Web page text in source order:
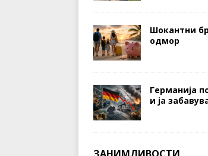
Шокантни
одмор
Германија
и ја